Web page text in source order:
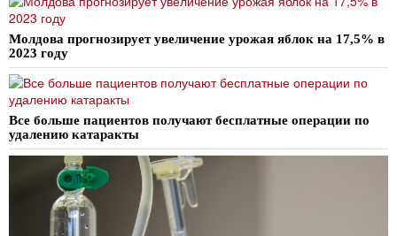
Молдова прогнозирует увеличение урожая яблок на 17,5% в
2023 году
Все больше пациентов получают бесплатные операции по
удалению катаракты